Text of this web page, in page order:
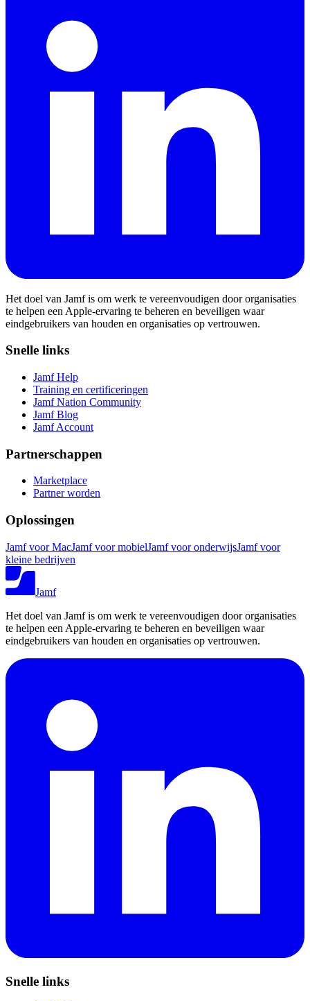
Het doel van Jamf is om werk te vereenvoudigen door organisaties
te helpen een Apple-ervaring te beheren en beveiligen waar
eindgebruikers van houden en organisaties op vertrouwen.
Snelle links
Jamf Help
Training en certificeringen
Jamf Nation Community
Jamf Blog
Jamf Account
Partnerschappen
Marketplace
Partner worden
Oplossingen
Jamf voor MacJamf voor mobielJamf voor onderwijsJamf voor
kleine bedrijven
Jamf
Het doel van Jamf is om werk te vereenvoudigen door organisaties
te helpen een Apple-ervaring te beheren en beveiligen waar
eindgebruikers van houden en organisaties op vertrouwen.
Snelle links